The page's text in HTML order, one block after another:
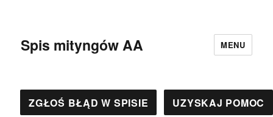
Spis mityngów AA MENU
ZGŁOŚ BŁĄD W SPISIE UZYSKAJ POMOC